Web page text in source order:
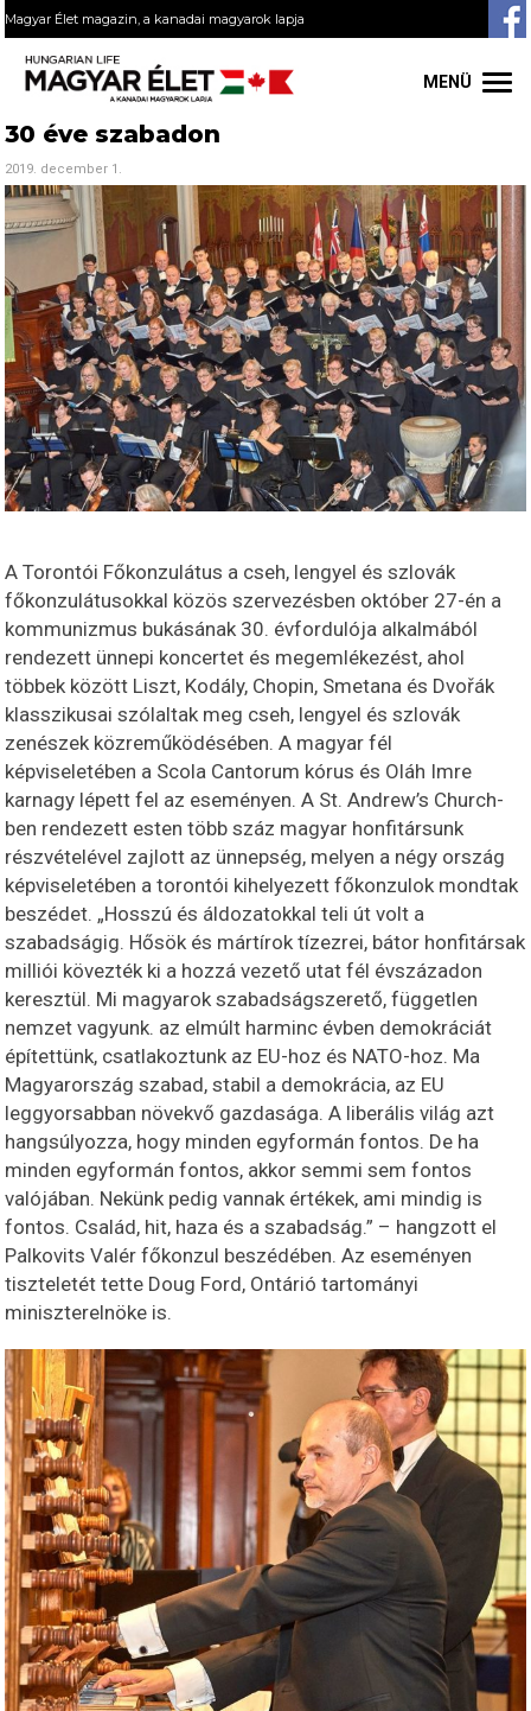
Magyar Élet magazin, a kanadai magyarok lapja
MENÜ
30 éve szabadon
2019. december 1.
A Torontói Főkonzulátus a cseh, lengyel és szlovák
főkonzulátusokkal közös szervezésben október 27-én a
kommunizmus bukásának 30. évfordulója alkalmából
rendezett ünnepi koncertet és megemlékezést, ahol
többek között Liszt, Kodály, Chopin, Smetana és Dvořák
klasszikusai szólaltak meg cseh, lengyel és szlovák
zenészek közreműködésében. A magyar fél
képviseletében a Scola Cantorum kórus és Oláh Imre
karnagy lépett fel az eseményen. A St. Andrew’s Church-
ben rendezett esten több száz magyar honfitársunk
részvételével zajlott az ünnepség, melyen a négy ország
képviseletében a torontói kihelyezett főkonzulok mondtak
beszédet. „Hosszú és áldozatokkal teli út volt a
szabadságig. Hősök és mártírok tízezrei, bátor honfitársak
milliói kövezték ki a hozzá vezető utat fél évszázadon
keresztül. Mi magyarok szabadságszerető, független
nemzet vagyunk. az elmúlt harminc évben demokráciát
építettünk, csatlakoztunk az EU-hoz és NATO-hoz. Ma
Magyarország szabad, stabil a demokrácia, az EU
leggyorsabban növekvő gazdasága. A liberális világ azt
hangsúlyozza, hogy minden egyformán fontos. De ha
minden egyformán fontos, akkor semmi sem fontos
valójában. Nekünk pedig vannak értékek, ami mindig is
fontos. Család, hit, haza és a szabadság.” – hangzott el
Palkovits Valér főkonzul beszédében. Az eseményen
tiszteletét tette Doug Ford, Ontárió tartományi
miniszterelnöke is.